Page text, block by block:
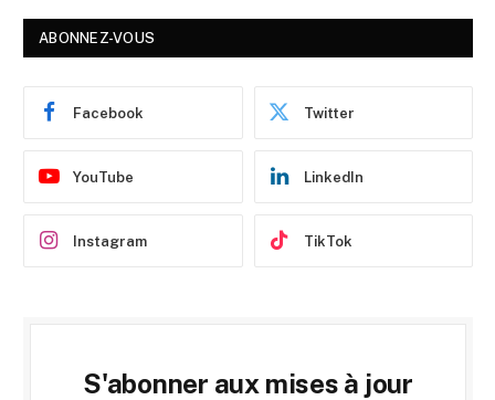
ABONNEZ-VOUS
Facebook Twitter
YouTube LinkedIn
Instagram TikTok
S'abonner aux mises à jour